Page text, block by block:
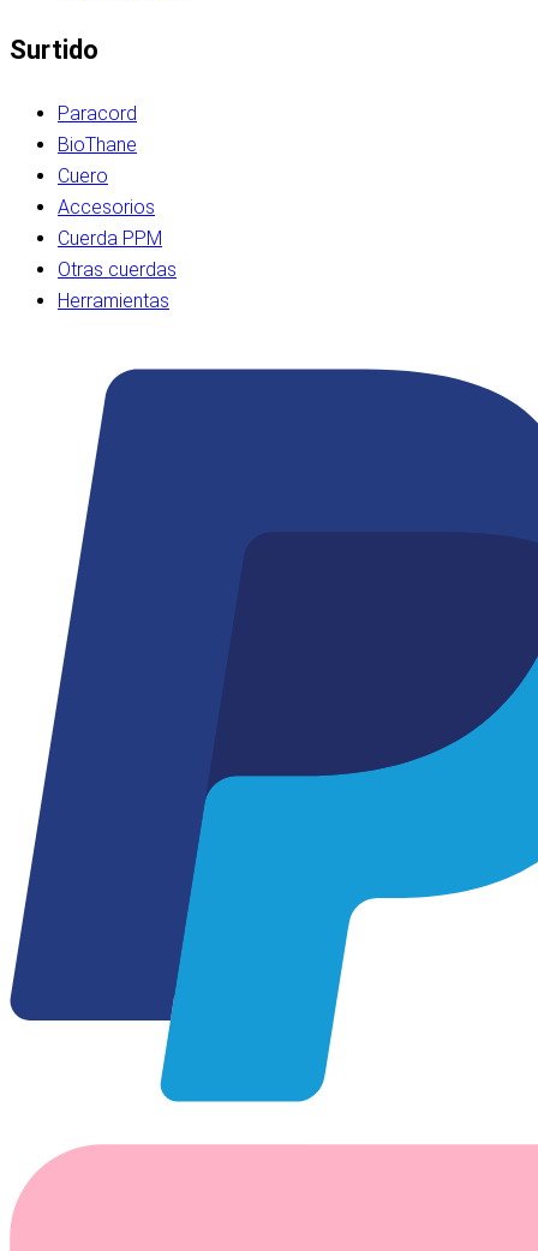
Surtido
Paracord
BioThane
Cuero
Accesorios
Cuerda PPM
Otras cuerdas
Herramientas